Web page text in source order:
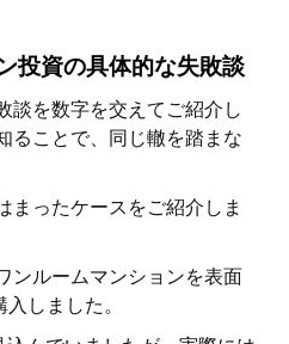
投資の具体的な失敗談
談を数字を交えてご紹介し
ることで、同じ轍を踏まな
まったケースをご紹介しま
ンルームマンションを表面
しました。